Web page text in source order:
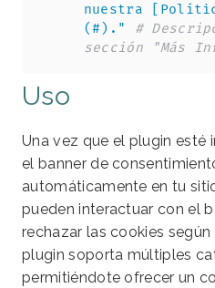
nuestra
(#)."
#
sección "Más
Uso
Una vez que el plugin esté
el banner de
automáticamente en tu
pueden interactuar con el
rechazar las cookies
plugin soporta múltiples
permitiéndote ofrecer un